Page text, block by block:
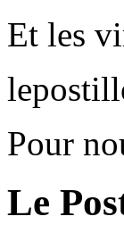
Et les
Pour
Le